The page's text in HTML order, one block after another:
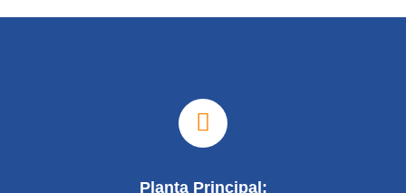
Planta Principal: